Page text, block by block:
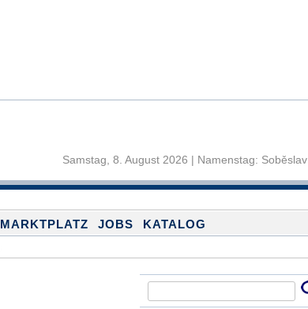
Samstag, 8. August 2026 | Namenstag: Soběslav
MARKTPLATZ JOBS
KATALOG